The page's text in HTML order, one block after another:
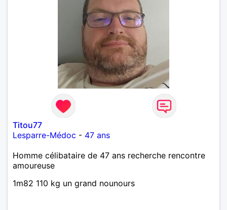
Titou77
Lesparre-Médoc - 47 ans
Homme célibataire de 47 ans recherche rencontre
amoureuse
1m82 110 kg un grand nounours